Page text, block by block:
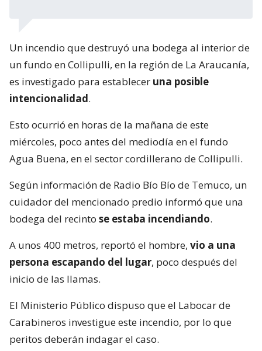
Un incendio que destruyó una bodega al interior de
un fundo en Collipulli, en la región de La Araucanía,
es investigado para establecer una posible
intencionalidad.
Esto ocurrió en horas de la mañana de este
miércoles, poco antes del mediodía en el fundo
Agua Buena, en el sector cordillerano de Collipulli.
Según información de Radio Bío Bío de Temuco, un
cuidador del mencionado predio informó que una
bodega del recinto se estaba incendiando.
A unos 400 metros, reportó el hombre, vio a una
persona escapando del lugar, poco después del
inicio de las llamas.
El Ministerio Público dispuso que el Labocar de
Carabineros investigue este incendio, por lo que
peritos deberán indagar el caso.